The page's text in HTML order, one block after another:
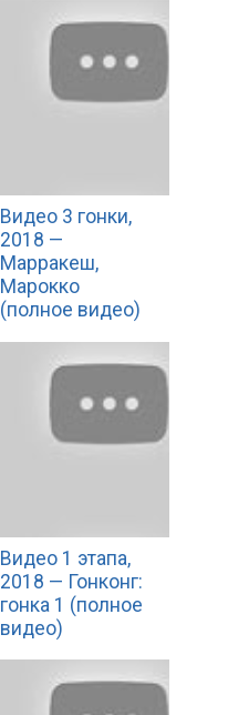
Видео 3 гонки,
2018 —
Марракеш,
Марокко
(полное видео)
Видео 1 этапа,
2018 — Гонконг:
гонка 1 (полное
видео)